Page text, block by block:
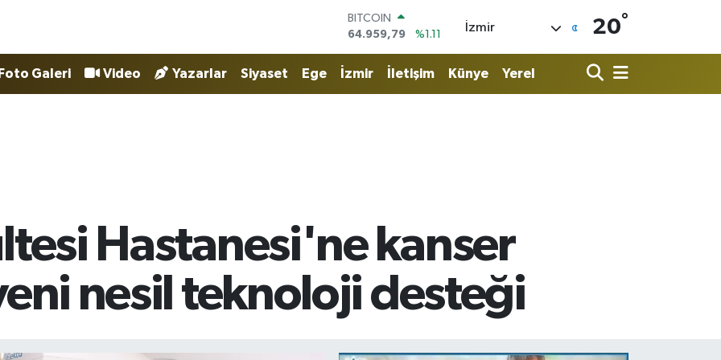
DOLAR
47,7436
%0.18
55,2510
%0.32
İzmir 20°
Foto Galeri Video Yazarlar Siyaset Ege İzmir İletişim Künye Yerel
Hastanesi'ne kanser
nesil teknoloji desteği